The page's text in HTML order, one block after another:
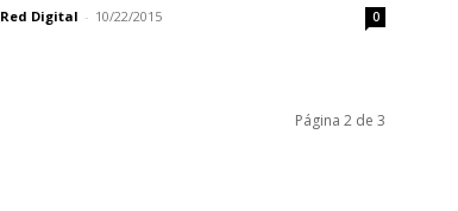
Red Digital - 10/22/2015 0
Página 2 de 3